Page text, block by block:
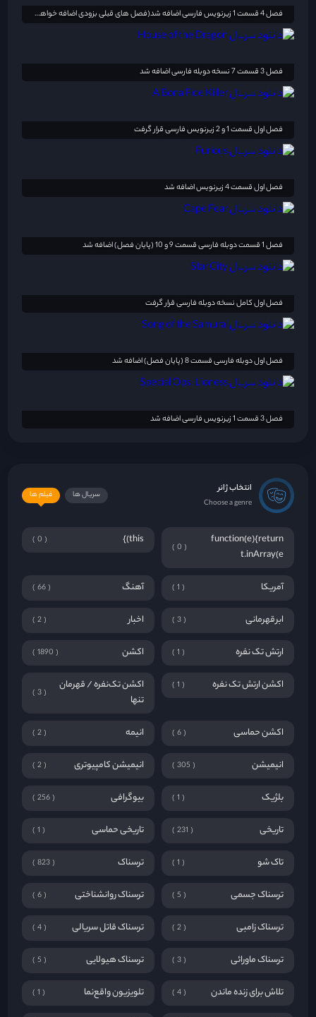
فصل 4 قسمت 1 زیرنویس فارسی اضافه شد(فصل های قبلی بزودی اضافه خواهد شد)
فصل 3 قسمت 7 نسخه دوبله فارسی اضافه شد
فصل اول قسمت 1 و 2 زیرنویس فارسی قرار گرفت
فصل اول قسمت 4 زیرنویس اضافه شد
فصل 1 قسمت دوبله فارسی قسمت 9 و 10 (پایان فصل) اضافه شد
فصل اول کامل نسخه دوبله فارسی قرار گرفت
فصل اول دوبله فارسی قسمت 8 (پایان فصل) اضافه شد
فصل 3 قسمت 1 زیرنویس فارسی اضافه شد
انتخاب ژانر
Choose a genre
فیلم ها سریال ها
function(e){return
t.inArray(e
0
this)}
0
آمریکا 1 آهنگ 66
ابرقهرمانی 3 اخبار 2
ارتش تک نفره 1 اکشن 1890
اکشن ارتش تک نفره 1
اکشن تک‌نفره / قهرمان
تنها
3
اکشن حماسی 6 انیمه 2
انیمیشن 305 انیمیشن کامپیوتری 2
بلژیک 1 بیوگرافی 256
تاریخی 231 تاریخی حماسی 1
تاک شو 1 ترسناک 823
ترسناک جسمی 5 ترسناک روانشناختی 6
ترسناک زامبی 2 ترسناک قاتل سریالی 4
ترسناک ماورائی 3 ترسناک هیولایی 5
تلاش برای زنده ماندن 4 تلویزیون واقع‌نما 1